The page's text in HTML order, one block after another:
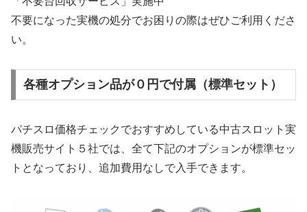
不要になった実機の処分でお困りの際はぜひご利用くださ
い。
各種オプション品が０円で付属（標準セット）
パチスロ価格チェックでおすすめしている中古スロット実
機販売サイト５社では、全て下記のオプションが標準セッ
トとなっており、追加費用なしで入手できます。